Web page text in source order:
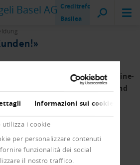
Informazioni sui cookie
utilizza i cookie
per personalizzare contenuti
funzionalità dei social
il nostro traffico.
Creditreform
Basilea
10'000 Firmenkonkursen einen
Interview mit Gryps, dem Online-
Raoul Egeli, Präsident Verband
Er setzt weniger auf
der
und
das Rezept.